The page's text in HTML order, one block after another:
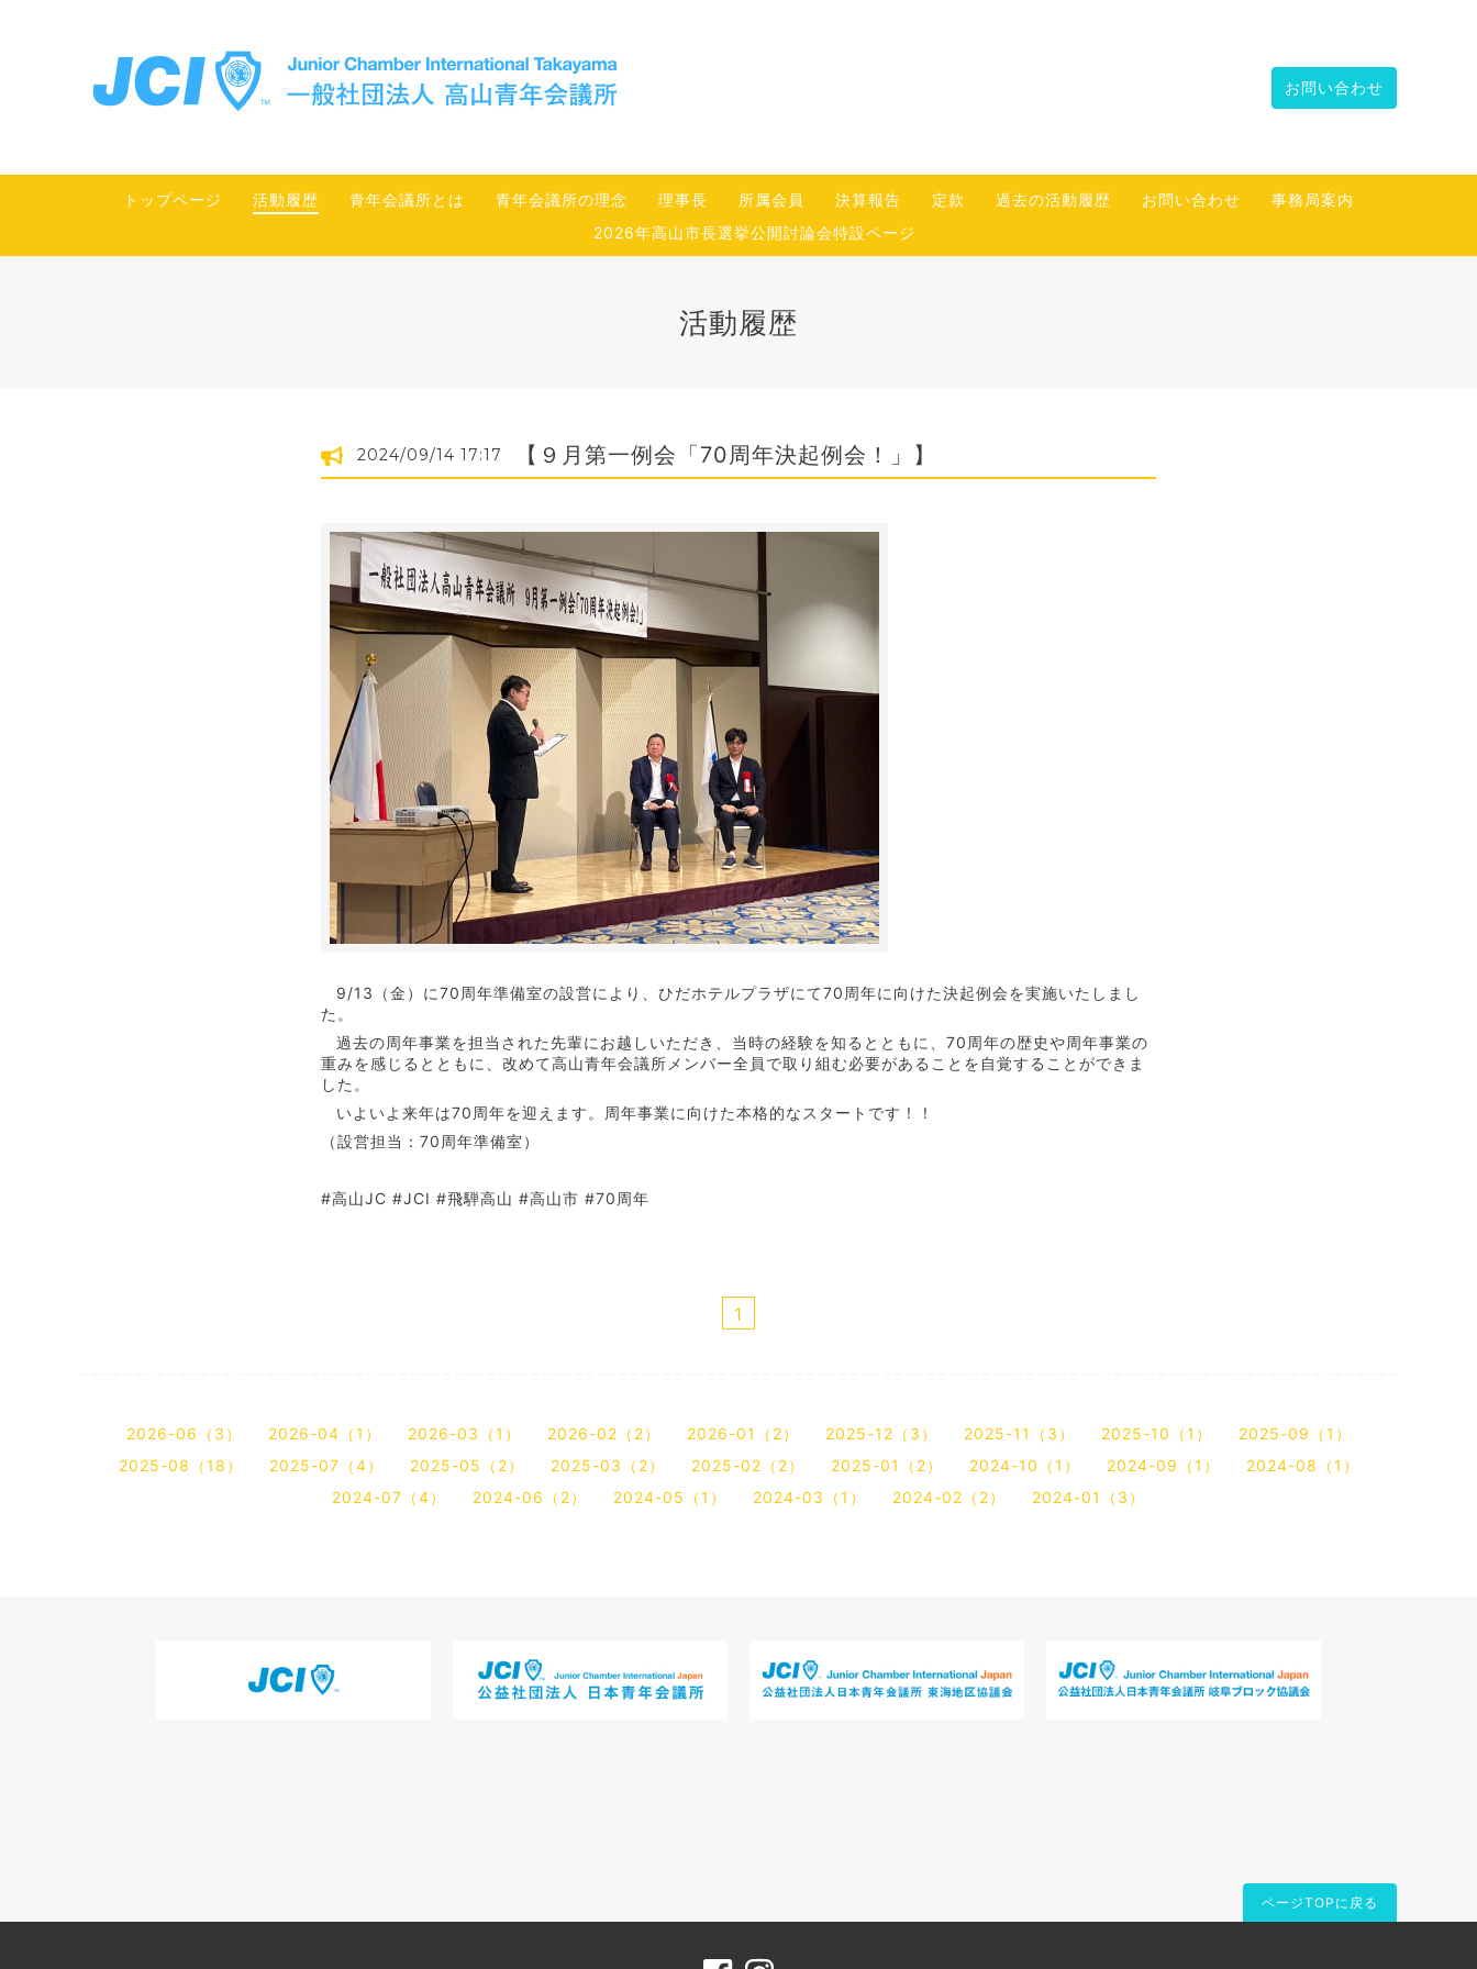
お問い合わせ
トップページ 活動履歴 青年会議所とは 青年会議所の理念 理事長 所属会員 決算報告 定款 過去の活動履歴 お問い合わせ
事務局案内
2026年高山市長選挙公開討論会特設ページ
活動履歴
2024/09/14 17:17 【９月第一例会「70周年決起例会！」】
9/13
（金）に70周年準備室の設営により、ひだホテルプラザにて70周年に向けた決起例会を実施いたしまし
た。
過去の周年事業を担当された先輩にお越しいただき、当時の経験を知るとともに、70周年の歴史や周年事業の
重みを感じるとともに、改めて高山青年会議所メンバー全員で取り組む必要があることを自覚することができま
した。
いよいよ来年は70周年を迎えます。周年事業に向けた本格的なスタートです！！
（設営担当：70周年準備室）
#高山JC #JCI #飛騨高山 #高山市 #70周年
1
2026-06（3） 2026-04（1） 2026-03（1） 2026-02（2） 2026-01（2） 2025-12（3） 2025-11（3） 2025-10（1）
2025-09（1）
2025-08（18）
2025-07（4） 2025-05（2） 2025-03（2） 2025-02（2） 2025-01（2） 2024-10（1） 2024-09（1）
2024-08（1）
2024-07（4）
2024-06（2） 2024-05（1） 2024-03（1） 2024-02（2） 2024-01（3）
ページTOPに戻る